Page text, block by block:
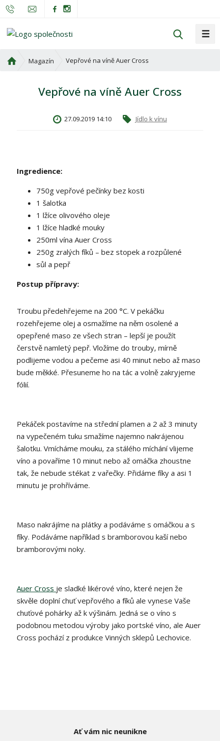
☰
v
n
Magazín Vepřové na víně Auer Cross
Vepřové na víně Auer Cross
27.09.2019 14:10 Jídlo k vínu
Ingredience:
750g vepřové pečínky bez kosti
1 šalotka
1 lžíce olivového oleje
1 lžíce hladké mouky
250ml vína Auer Cross
250g zralých fíků – bez stopek a rozpůlené
sůl a pepř
Postup přípravy:
Troubu předehřejeme na 200 °C. V pekáčku
rozehřejeme olej a osmažíme na něm osolené a
opepřené maso ze všech stran – lepší je použít
čerstvě namletý pepř. Vložíme do trouby, mírně
podlijeme vodou a pečeme asi 40 minut nebo až maso
bude měkké. Přesuneme ho na tác a volně zakryjeme
fólií.
Pekáček postavíme na střední plamen a 2 až 3 minuty
na vypečeném tuku smažíme najemno nakrájenou
šalotku. Vmícháme mouku, za stálého míchání vlijeme
víno a povaříme 10 minut nebo až omáčka zhoustne
tak, že nebude stékat z vařečky. Přidáme fíky a asi 1
minutu je prohříváme.
Maso nakrájíme na plátky a podáváme s omáčkou a s
fíky. Podáváme například s bramborovou kaší nebo
bramborovými noky.
Auer Cross je sladké likérové víno, které nejen že
skvěle doplní chuť vepřového a fíků ale vynese Vaše
chuťové pohárky až k výšinám. Jedná se o víno s
podobnou metodou výroby jako portské víno, ale Auer
Cross pochází z produkce Vinných sklepů Lechovice.
Ať vám nic neunikne